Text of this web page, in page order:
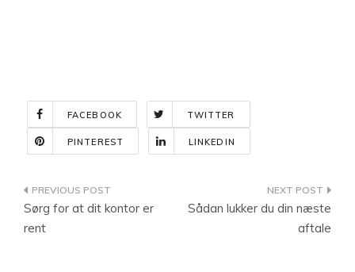
FACEBOOK TWITTER
PINTEREST LINKEDIN
Indlægsnavigation
Sørg for at dit kontor er
rent
Sådan lukker du din næste
aftale